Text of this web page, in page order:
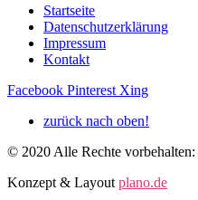
Startseite
Datenschutzerklärung
Impressum
Kontakt
Facebook Pinterest Xing
zurück nach oben!
© 2020 Alle Rechte vorbehalten:
Konzept & Layout plano.de